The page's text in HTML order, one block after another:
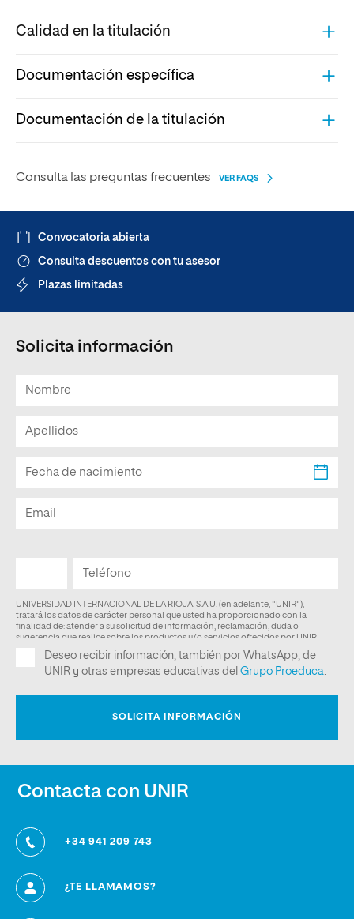
Calidad en la titulación
Documentación específica
Documentación de la titulación
Consulta las preguntas frecuentes VER FAQS
Convocatoria abierta
Consulta descuentos con tu asesor
Plazas limitadas
Solicita información
Contacta con UNIR
+34 941 209 743
¿TE LLAMAMOS?